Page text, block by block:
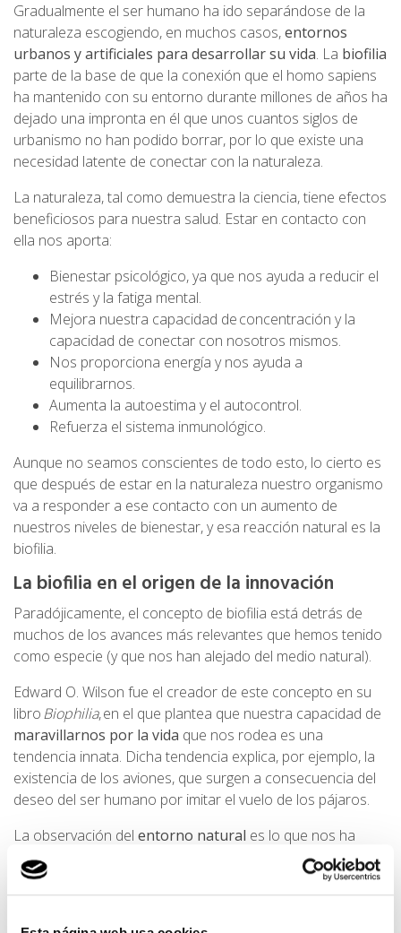
Gradualmente el ser humano ha ido separándose de la
naturaleza escogiendo, en muchos casos,entornos
urbanos y artificiales para desarrollar su vida. La biofilia
parte de la base de que la conexión que el homo sapiens
ha mantenido con su entorno durante millones de años ha
dejado una impronta en él que unos cuantos siglos de
urbanismo no han podido borrar, por lo que existe una
necesidad latente de conectar con la naturaleza.
La naturaleza, tal como demuestra la ciencia, tiene efectos
beneficiosos para nuestra salud. Estar en contacto con
ella nos aporta:
Bienestar psicológico, ya que nos ayuda a reducir el
estrés y la fatiga mental.
Mejora nuestra capacidad de concentración y la
capacidad de conectar con nosotros mismos.
Nos proporciona energía y nos ayuda a
equilibrarnos.
Aumenta la autoestima y el autocontrol.
Refuerza el sistema inmunológico.
Aunque no seamos conscientes de todo esto, lo cierto es
que después de estar en la naturaleza nuestro organismo
va a responder a ese contacto con un aumento de
nuestros niveles de bienestar, y esa reacción natural es la
biofilia.
La biofilia en el origen de la innovación
Paradójicamente, el concepto de biofilia está detrás de
muchos de los avances más relevantes que hemos tenido
como especie (y que nos han alejado del medio natural).
Edward O. Wilson fue el creador de este concepto en su
libroBiophilia, en el que plantea que nuestra capacidad de
maravillarnos por la vida que nos rodea es una
tendencia innata. Dicha tendencia explica, por ejemplo, la
existencia de los aviones, que surgen a consecuencia del
deseo del ser humano por imitar el vuelo de los pájaros.
La observación del entorno natural es lo que nos ha
permitido evolucionar en él, en muchas ocasiones
imitando comportamientos de la naturaleza. De hecho, la
ciencia encuentra muchas respuestas a problemas